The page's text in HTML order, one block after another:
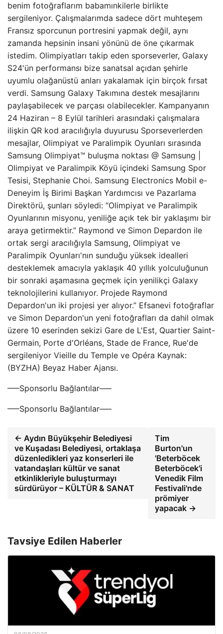
benim fotoğraflarım babamınkilerle birlikte
sergileniyor. Çalışmalarımda sadece dört muhteşem
Fransız sporcunun portresini yapmak değil, aynı
zamanda hepsinin insani yönünü de öne çıkarmak
istedim. Olimpiyatları takip eden sporseverler, Galaxy
S24'ün performansı bize sanatsal açıdan şehirle
uyumlu olağanüstü anları yakalamak için birçok fırsat
verdi. Samsung Galaxy Takımına destek mesajlarını
paylaşabilecek ve parçası olabilecekler. Kampanyanın
24 Haziran – 8 Eylül tarihleri ​​arasındaki çalışmalara
ilişkin QR kod aracılığıyla duyurusu Sporseverlerden
mesajlar, Olimpiyat ve Paralimpik Oyunları sırasında
Samsung Olimpiyat™ buluşma noktası @ Samsung |
Olimpiyat ve Paralimpik Köyü içindeki Samsung Spor
Tesisi, Stephanie Choi. Samsung Electronics Mobil e-
Deneyim İş Birimi Başkan Yardımcısı ve Pazarlama
Direktörü, şunları söyledi: “Olimpiyat ve Paralimpik
Oyunlarının misyonu, yeniliğe açık tek bir yaklaşımı bir
araya getirmektir.” Raymond ve Simon Depardon ile
ortak sergi aracılığıyla Samsung, Olimpiyat ve
Paralimpik Oyunları'nın sunduğu yüksek idealleri
desteklemek amacıyla yaklaşık 40 yıllık yolculuğunun
bir sonraki aşamasına geçmek için yenilikçi Galaxy
teknolojilerini kullanıyor. Projede Raymond
Depardon'un iki projesi yer alıyor.” Efsanevi fotoğraflar
ve Simon Depardon'un yeni fotoğrafları da dahil olmak
üzere 10 eserinden sekizi Gare de L'Est, Quartier Saint-
Germain, Porte d'Orléans, Stade de France, Rue'de
sergileniyor Vieille du Temple ve Opéra Kaynak:
(BYZHA) Beyaz Haber Ajansı.
—–Sponsorlu Bağlantılar—–
—–Sponsorlu Bağlantılar—–
← Aydın Büyükşehir Belediyesi
ve Kuşadası Belediyesi, ortaklaşa
düzenledikleri yaz konserleri ile
vatandaşları kültür ve sanat
etkinlikleriyle buluşturmayı
sürdürüyor – KÜLTÜR & SANAT
Tim
Burton'un
'Beterböcek
Beterböcek'i
Venedik Film
Festivali'nde
prömiyer
yapacak →
Tavsiye Edilen Haberler